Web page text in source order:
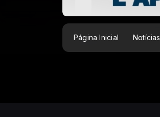
Página Inicial Notícias